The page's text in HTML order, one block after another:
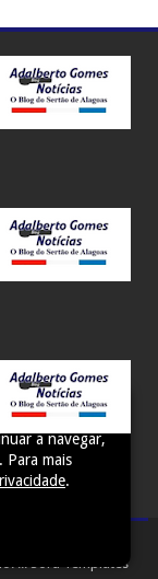
experiência e
a navegar,
Para mais
.
...Sora Templates